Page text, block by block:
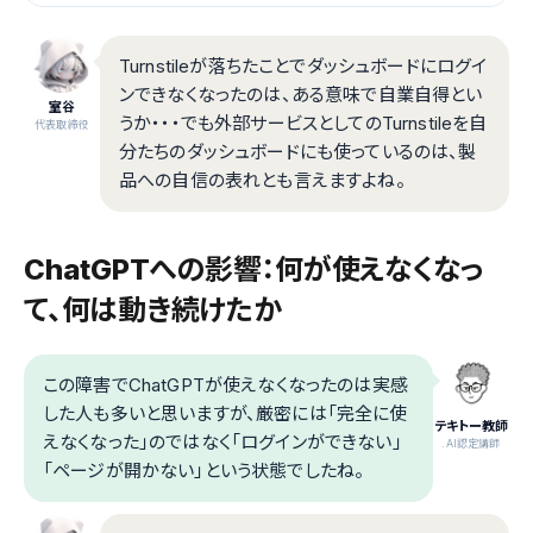
室谷
代表取締役
Turnstileが落ちたことでダッシュボードにログイ
ンできなくなったのは、ある意味で自業自得とい
うか・・・でも外部サービスとしてのTurnstileを自
分たちのダッシュボードにも使っているのは、製
品への自信の表れとも言えますよね。
ChatGPTへの影響：何が使えなくなっ
て、何は動き続けたか
テキトー教師
.AI認定講師
この障害でChatGPTが使えなくなったのは実感
した人も多いと思いますが、厳密には「完全に使
えなくなった」のではなく「ログインができない」
「ページが開かない」という状態でしたね。